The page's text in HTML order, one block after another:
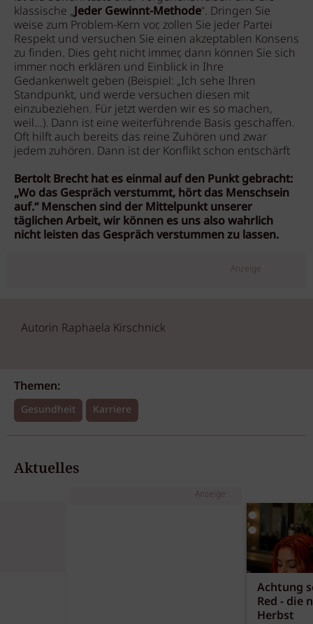
klassische „Jeder Gewinnt-Methode“. Dringen Sie
weise zum Problem-Kern vor, zollen Sie jeder Partei
Respekt und versuchen Sie einen akzeptablen Konsens
zu finden. Dies geht nicht immer, dann können Sie sich
immer noch erklären und Einblick in Ihre
Gedankenwelt geben (Beispiel: „Ich sehe Ihren
Standpunkt, und werde versuchen diesen mit
einzubeziehen. Für jetzt werden wir es so machen,
weil…). Dann ist eine weiterführende Basis geschaffen.
Oft hilft auch bereits das reine Zuhören und zwar
jedem zuhören. Dann ist der Konflikt schon entschärft
Bertolt Brecht hat es einmal auf den Punkt gebracht:
„Wo das Gespräch verstummt, hört das Menschsein
auf.“ Menschen sind der Mittelpunkt unserer
täglichen Arbeit, wir können es uns also wahrlich
nicht leisten das Gespräch verstummen zu lassen.
Anzeige
Autorin Raphaela Kirschnick
Themen:
Gesundheit Karriere
Aktuelles
Anzeige
Achtung
Red - die
Herbst